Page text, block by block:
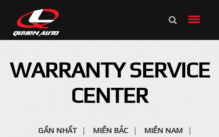
WARRANTY SERVICE
CENTER
GẦN NHẤT MIỀN BẮC MIỀN NAM